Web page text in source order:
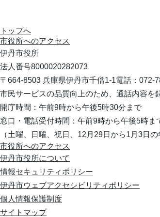
トップへ
市役所へのアクセス
伊丹市役所
法人番号8000020282073
〒664-8503 兵庫県伊丹市千僧1-1電話：072-
市民サービスの品質向上のため、通話内容を
開庁時間：午前9時から午後5時30分まで
窓口・電話受付時間：午前9時から午後5時ま
（土曜、日曜、祝日、12月29日から1月3日の
市役所へのアクセス
伊丹市役所について
情報セキュリティポリシー
伊丹市ウェブアクセシビリティポリシー
個人情報保護制度
サイトマップ